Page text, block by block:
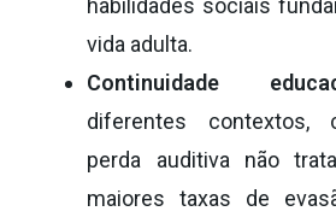
habilidades sociais
vida adulta.
Continuidade
diferentes contextos,
perda auditiva não
maiores taxas de